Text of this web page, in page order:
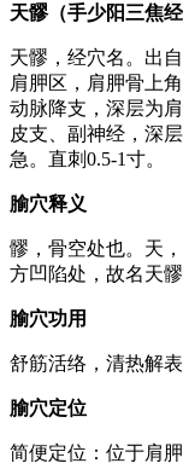
天髎（手少阳三焦经
天髎，经穴名。出
肩胛区，肩胛骨上
动脉降支，深层为
皮支、副神经，深
急。直刺0.5-1寸。
腧穴释义
髎，骨空处也。天
方凹陷处，故名天髎
腧穴功用
舒筋活络，清热解表
腧穴定位
简便定位：位于肩